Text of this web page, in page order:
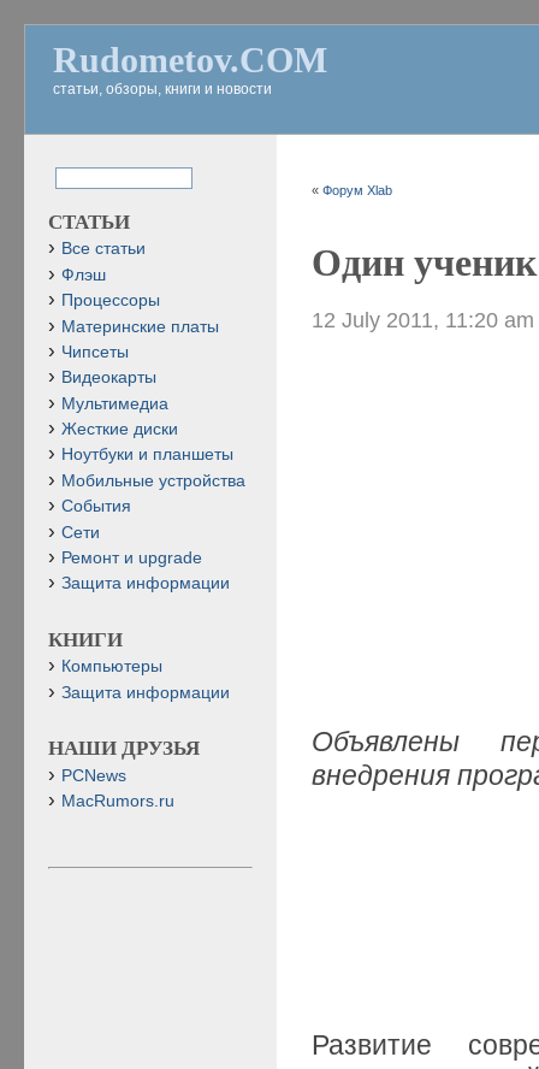
Rudometov.COM
статьи, обзоры, книги и новости
«Форум Xlab
Один
12 July 2011, 11:20 am
Объявлены
внедрения
Развитие
СТАТЬИ
Все статьи
Флэш
Процессоры
Материнские платы
Чипсеты
Видеокарты
Мультимедиа
Жесткие диски
Ноутбуки и планшеты
Мобильные устройства
События
Сети
Ремонт и upgrade
Защита информации
КНИГИ
Компьютеры
Защита информации
НАШИ ДРУЗЬЯ
PCNews
MacRumors.ru